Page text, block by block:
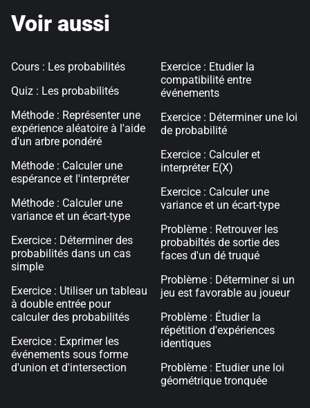
Voir aussi
Cours : Les probabilités
Quiz : Les probabilités
Méthode : Représenter une
expérience aléatoire à l'aide
d'un arbre pondéré
Méthode : Calculer une
espérance et l'interpréter
Méthode : Calculer une
variance et un écart-type
Exercice : Déterminer des
probabilités dans un cas
simple
Exercice : Utiliser un tableau
à double entrée pour
calculer des probabilités
Exercice : Exprimer les
événements sous forme
d'union et d'intersection
Exercice : Etudier la
compatibilité entre
événements
Exercice : Déterminer une loi
de probabilité
Exercice : Calculer et
interpréter E(X)
Exercice : Calculer une
variance et un écart-type
Problème : Retrouver les
probabiltés de sortie des
faces d'un dé truqué
Problème : Déterminer si un
jeu est favorable au joueur
Problème : Étudier la
répétition d'expériences
identiques
Problème : Etudier une loi
géométrique tronquée